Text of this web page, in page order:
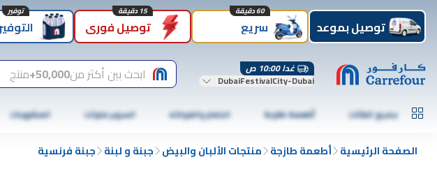
توصيل بموعد سريع
60 دقيقة
توصيل فوري
15 دقيقة توفير
غدا 10:00 ص
DubaiFestivalCity-Dubai ابحث بين أكثر من50,000+ منتج
جميع الفئات أطعمة طازجة الخضار والفواكه السوبر ماركت المشروبات
الصفحة الرئيسية أطعمة طازجة منتجات الألبان والبيض جبنة و لبنة جبنة فرنسية